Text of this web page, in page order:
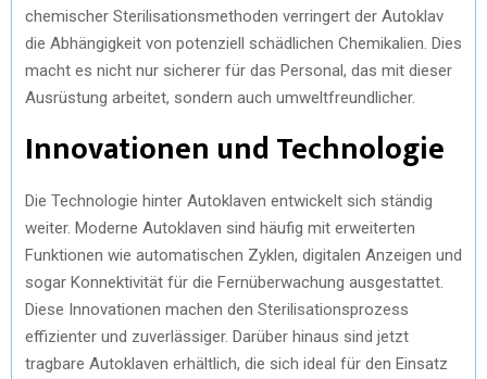
chemischer Sterilisationsmethoden verringert der Autoklav
die Abhängigkeit von potenziell schädlichen Chemikalien. Dies
macht es nicht nur sicherer für das Personal, das mit dieser
Ausrüstung arbeitet, sondern auch umweltfreundlicher.
Innovationen und Technologie
Die Technologie hinter Autoklaven entwickelt sich ständig
weiter. Moderne Autoklaven sind häufig mit erweiterten
Funktionen wie automatischen Zyklen, digitalen Anzeigen und
sogar Konnektivität für die Fernüberwachung ausgestattet.
Diese Innovationen machen den Sterilisationsprozess
effizienter und zuverlässiger. Darüber hinaus sind jetzt
tragbare Autoklaven erhältlich, die sich ideal für den Einsatz